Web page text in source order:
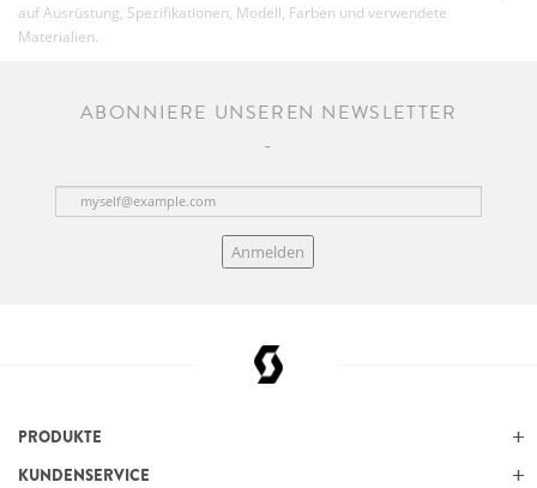
auf Ausrüstung, Spezifikationen, Modell, Farben und verwendete
Materialien.
ABONNIERE UNSEREN NEWSLETTER
Anmelden
PRODUKTE
KUNDENSERVICE